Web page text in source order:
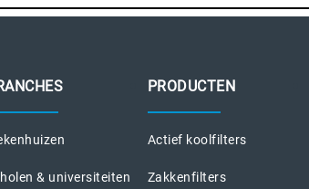
& universiteiten
PRODUCTEN
Actief koolfilters
Zakkenfilters